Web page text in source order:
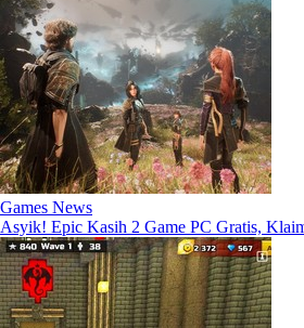
Games News
Asyik! Epic Kasih 2 Game PC Gratis,